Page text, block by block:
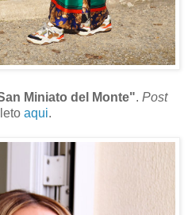
Miniato del Monte". Post
aqui.